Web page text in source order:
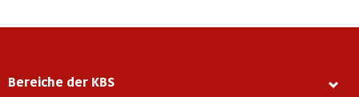
Bereiche der KBS